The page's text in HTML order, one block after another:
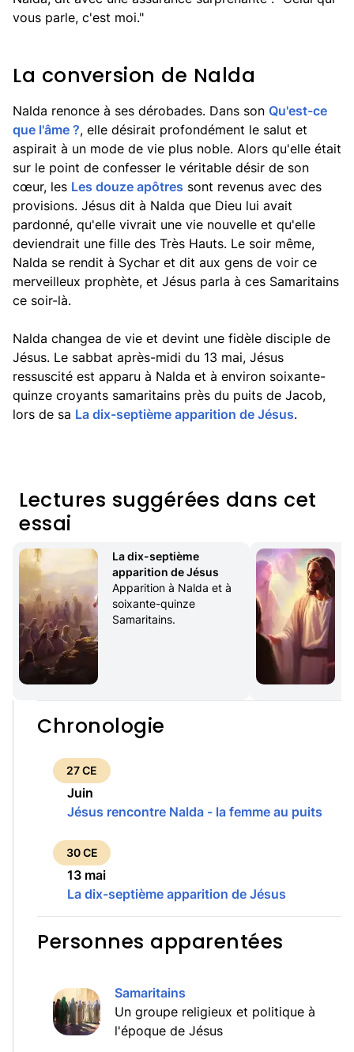
vous parle, c'est moi."
La conversion de Nalda
Nalda renonce à ses dérobades. Dans son Qu'est-ce
que l'âme ?, elle désirait profondément le salut et
aspirait à un mode de vie plus noble. Alors qu'elle était
sur le point de confesser le véritable désir de son
cœur, les Les douze apôtres sont revenus avec des
provisions. Jésus dit à Nalda que Dieu lui avait
pardonné, qu'elle vivrait une vie nouvelle et qu'elle
deviendrait une fille des Très Hauts. Le soir même,
Nalda se rendit à Sychar et dit aux gens de voir ce
merveilleux prophète, et Jésus parla à ces Samaritains
ce soir-là.
Nalda changea de vie et devint une fidèle disciple de
Jésus. Le sabbat après-midi du 13 mai, Jésus
ressuscité est apparu à Nalda et à environ soixante-
quinze croyants samaritains près du puits de Jacob,
lors de sa La dix-septième apparition de Jésus.
Lectures suggérées dans cet
essai
La dix-septième
apparition de Jésus
Apparition à Nalda et à
soixante-quinze
Samaritains.
Chronologie
27 CE
Juin
Jésus rencontre Nalda - la femme au puits
30 CE
13 mai
La dix-septième apparition de Jésus
Personnes apparentées
Samaritains
Un groupe religieux et politique à
l'époque de Jésus